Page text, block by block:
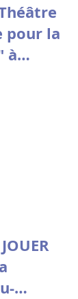
pour la
à